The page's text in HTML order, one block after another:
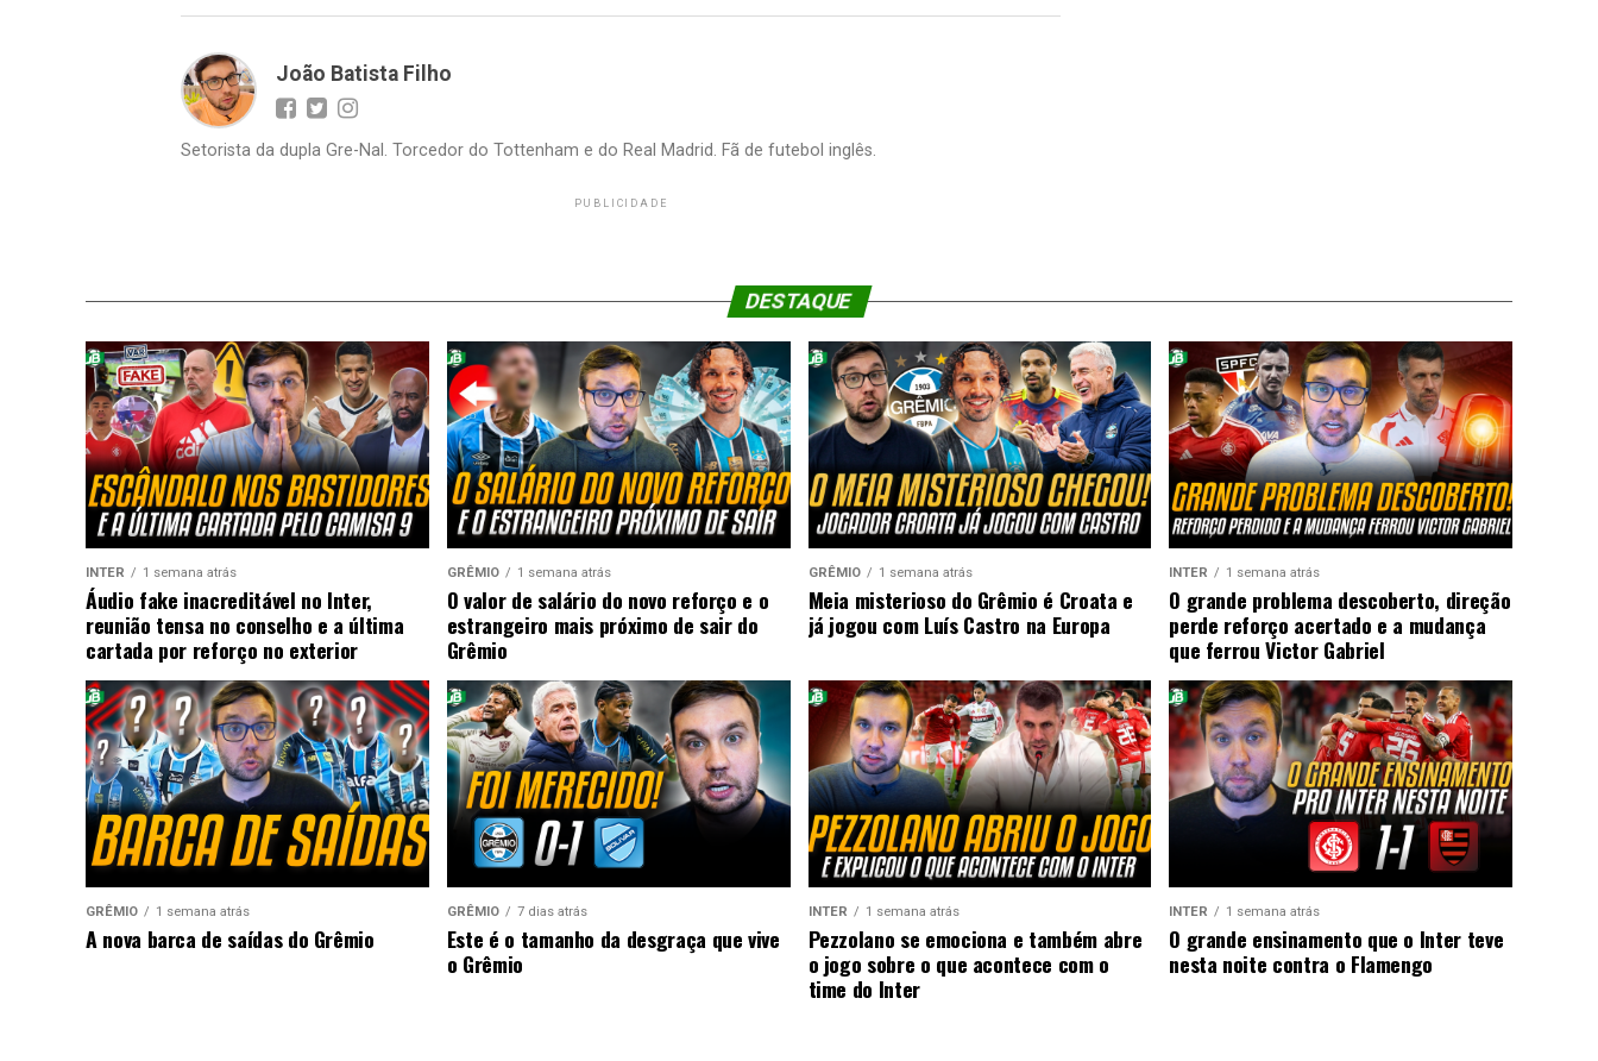
João Batista Filho
Setorista da dupla Gre-Nal. Torcedor do Tottenham e do Real Madrid. Fã de futebol inglês.
PUBLICIDADE
DESTAQUE
INTER 1 semana atrás
Áudio fake inacreditável no Inter,
reunião tensa no conselho e a última
cartada por reforço no exterior
GRÊMIO 1 semana atrás
O valor de salário do novo reforço e o
estrangeiro mais próximo de sair do
Grêmio
GRÊMIO 1 semana atrás
Meia misterioso do Grêmio é Croata e
já jogou com Luís Castro na Europa
INTER 1 semana atrás
O grande problema descoberto, direção
perde reforço acertado e a mudança
que ferrou Victor Gabriel
GRÊMIO 1 semana atrás
A nova barca de saídas do Grêmio
GRÊMIO 7 dias atrás
Este é o tamanho da desgraça que vive
o Grêmio
INTER 1 semana atrás
Pezzolano se emociona e também abre
o jogo sobre o que acontece com o
time do Inter
INTER 1 semana atrás
O grande ensinamento que o Inter teve
nesta noite contra o Flamengo